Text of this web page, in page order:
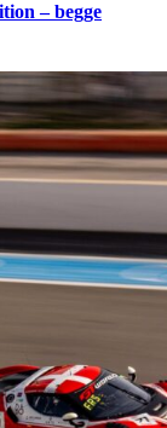
– begge